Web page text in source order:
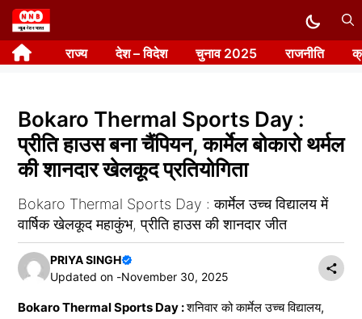
Skip
to
content राज्य देश – विदेश चुनाव 2025 राजनीति
Bokaro Thermal Sports Day :
प्रीति हाउस बना चैंपियन, कार्मेल बोकारो थर्मल
की शानदार खेलकूद प्रतियोगिता
Bokaro Thermal Sports Day : कार्मेल उच्च विद्यालय में
वार्षिक खेलकूद महाकुंभ, प्रीति हाउस की शानदार जीत
PRIYA SINGH
Updated on -November 30, 2025
Bokaro Thermal Sports Day :शनिवार को कार्मेल उच्च विद्यालय,